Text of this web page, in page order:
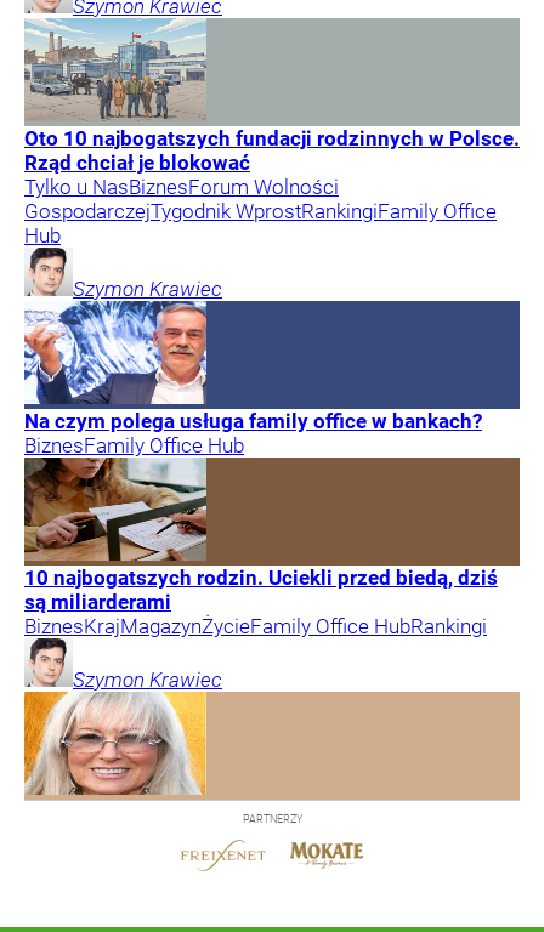
Szymon Krawiec
Oto 10 najbogatszych fundacji rodzinnych w Polsce.
Rząd chciał je blokować
Tylko u NasBiznesForum Wolności
GospodarczejTygodnik WprostRankingiFamily Office
Hub
Szymon Krawiec
Na czym polega usługa family office w bankach?
BiznesFamily Office Hub
10 najbogatszych rodzin. Uciekli przed biedą, dziś
są miliarderami
BiznesKrajMagazynŻycieFamily Office HubRankingi
Szymon Krawiec
PARTNERZY